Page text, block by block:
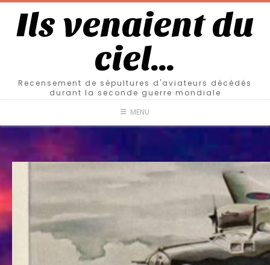
Ils venaient du
ciel…
Recensement de sépultures d'aviateurs décédés
durant la seconde guerre mondiale
MENU